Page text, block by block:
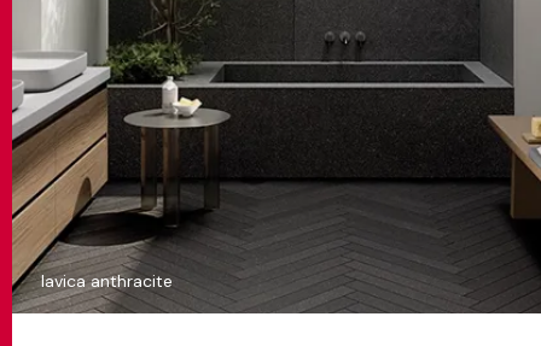
lavica anthracite